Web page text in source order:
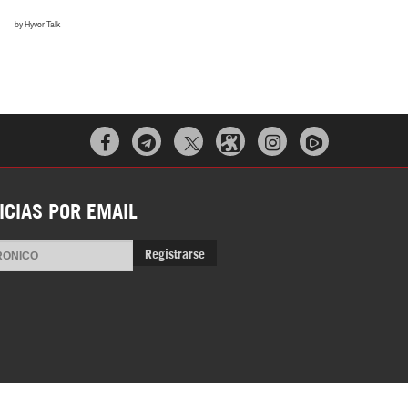
  
POR EMAIL
Registrarse